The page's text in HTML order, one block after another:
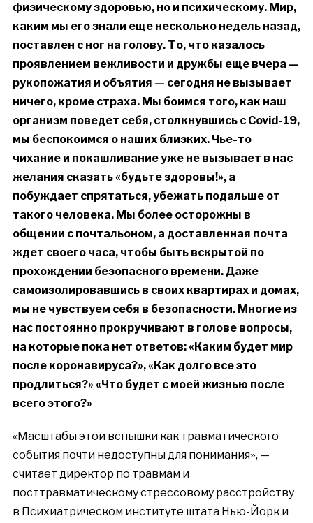
физическому здоровью, но и психическому. Мир,
каким мы его знали еще несколько недель назад,
поставлен с ног на голову. То, что казалось
проявлением вежливости и дружбы еще вчера —
рукопожатия и объятия — сегодня не вызывает
ничего, кроме страха. Мы боимся того, как наш
организм поведет себя, столкнувшись с Covid-19,
мы беспокоимся о наших близких. Чье-то
чихание и покашливание уже не вызывает в нас
желания сказать «будьте здоровы!», а
побуждает спрятаться, убежать подальше от
такого человека. Мы более осторожны в
общении с почтальоном, а доставленная почта
ждет своего часа, чтобы быть вскрытой по
прохождении безопасного времени. Даже
самоизолировавшись в своих квартирах и домах,
мы не чувствуем себя в безопасности. Многие из
нас постоянно прокручивают в голове вопросы,
на которые пока нет ответов: «Каким будет мир
после коронавируса?», «Как долго все это
продлиться?» «Что будет с моей жизнью после
всего этого?»
«Масштабы этой вспышки как травматического
события почти недоступны для понимания», —
считает директор по травмам и
посттравматическому стрессовому расстройству
в Психиатрическом институте штата Нью-Йорк и